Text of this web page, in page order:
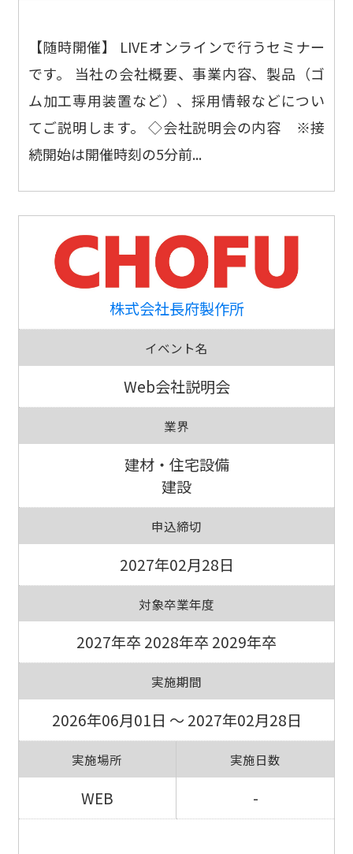
【随時開催】 LIVEオンラインで行うセミナー
です。 当社の会社概要、事業内容、製品（ゴ
ム加工専用装置など）、採用情報などについ
てご説明します。 ◇会社説明会の内容 ※接
続開始は開催時刻の5分前...
株式会社長府製作所
イベント名
Web会社説明会
業界
建材・住宅設備
建設
申込締切
2027年02月28日
対象卒業年度
2027年卒 2028年卒 2029年卒
実施期間
2026年06月01日 ～ 2027年02月28日
実施場所
WEB
実施日数
-